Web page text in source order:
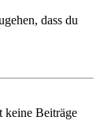
dass du
keine Beiträge